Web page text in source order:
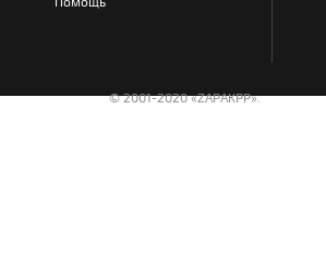
© 2001-2020 «ZAPAKPP».